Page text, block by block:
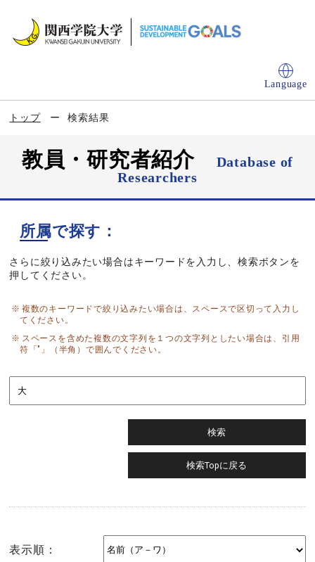
Language
トップ 検索結果
教員・研究者紹介
Database of
Researchers
所属で探す：
さらに絞り込みたい場合はキーワードを入力し、検索ボタンを
押してください。
複数のキーワードで絞り込みたい場合は、スペースで区切って入力し
てください。
スペースを含めた複数の文字列を１つの文字列としたい場合は、引用
符「"」（半角）で囲んでください。
表示順：